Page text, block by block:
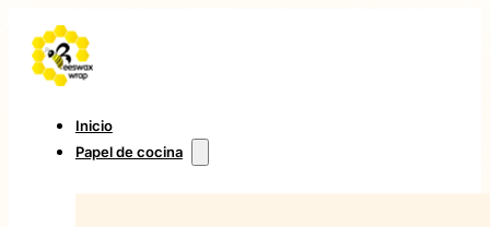
Inicio
Papel de cocina